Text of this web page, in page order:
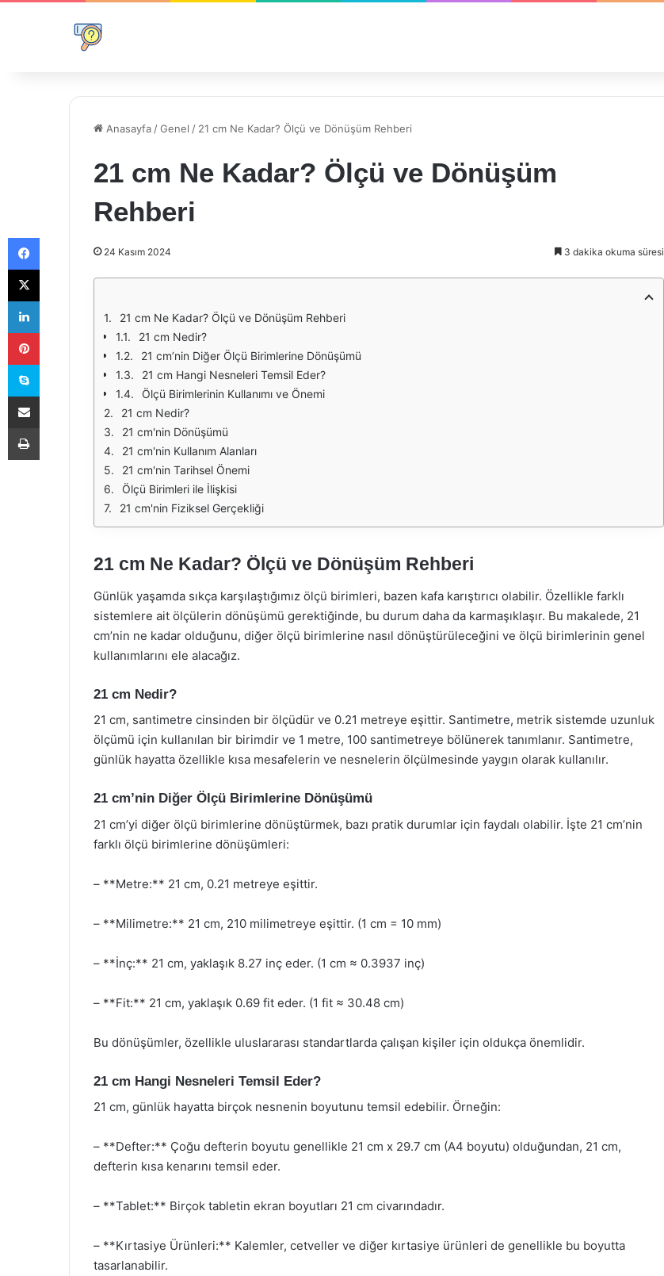
Anasayfa /Genel / 21 cm Ne Kadar? Ölçü ve Dönüşüm Rehberi
21 cm Ne Kadar? Ölçü ve Dönüşüm
Rehberi
24 Kasım 2024 3 dakika okuma süresi
21 cm Ne Kadar? Ölçü ve Dönüşüm Rehberi
21 cm Nedir?
21 cm’nin Diğer Ölçü Birimlerine Dönüşümü
21 cm Hangi Nesneleri Temsil Eder?
Ölçü Birimlerinin Kullanımı ve Önemi
21 cm Nedir?
21 cm'nin Dönüşümü
21 cm'nin Kullanım Alanları
21 cm'nin Tarihsel Önemi
Ölçü Birimleri ile İlişkisi
21 cm'nin Fiziksel Gerçekliği
21 cm Ne Kadar? Ölçü ve Dönüşüm Rehberi
Günlük yaşamda sıkça karşılaştığımız ölçü birimleri, bazen kafa karıştırıcı olabilir. Özellikle farklı
sistemlere ait ölçülerin dönüşümü gerektiğinde, bu durum daha da karmaşıklaşır. Bu makalede, 21
cm’nin ne kadar olduğunu, diğer ölçü birimlerine nasıl dönüştürüleceğini ve ölçü birimlerinin genel
kullanımlarını ele alacağız.
21 cm Nedir?
21 cm, santimetre cinsinden bir ölçüdür ve 0.21 metreye eşittir. Santimetre, metrik sistemde uzunluk
ölçümü için kullanılan bir birimdir ve 1 metre, 100 santimetreye bölünerek tanımlanır. Santimetre,
günlük hayatta özellikle kısa mesafelerin ve nesnelerin ölçülmesinde yaygın olarak kullanılır.
21 cm’nin Diğer Ölçü Birimlerine Dönüşümü
21 cm’yi diğer ölçü birimlerine dönüştürmek, bazı pratik durumlar için faydalı olabilir. İşte 21 cm’nin
farklı ölçü birimlerine dönüşümleri:
– **Metre:** 21 cm, 0.21 metreye eşittir.
– **Milimetre:** 21 cm, 210 milimetreye eşittir. (1 cm = 10 mm)
– **İnç:** 21 cm, yaklaşık 8.27 inç eder. (1 cm ≈ 0.3937 inç)
– **Fit:** 21 cm, yaklaşık 0.69 fit eder. (1 fit ≈ 30.48 cm)
Bu dönüşümler, özellikle uluslararası standartlarda çalışan kişiler için oldukça önemlidir.
21 cm Hangi Nesneleri Temsil Eder?
21 cm, günlük hayatta birçok nesnenin boyutunu temsil edebilir. Örneğin:
– **Defter:** Çoğu defterin boyutu genellikle 21 cm x 29.7 cm (A4 boyutu) olduğundan, 21 cm,
defterin kısa kenarını temsil eder.
– **Tablet:** Birçok tabletin ekran boyutları 21 cm civarındadır.
– **Kırtasiye Ürünleri:** Kalemler, cetveller ve diğer kırtasiye ürünleri de genellikle bu boyutta
tasarlanabilir.
Facebook
X
LinkedIn
Pinterest
Skype
E-Posta ile paylaş